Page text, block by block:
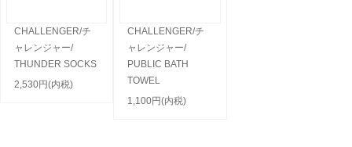
CHALLENGER/チ
ャレンジャー/
THUNDER SOCKS
2,530円(内税)
CHALLENGER/チ
ャレンジャー/
PUBLIC BATH
TOWEL
1,100円(内税)